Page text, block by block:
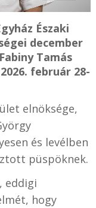
Északi
december
Tamás
február 28-
elnöksége,
és levélben
püspöknek.
eddigi
hogy